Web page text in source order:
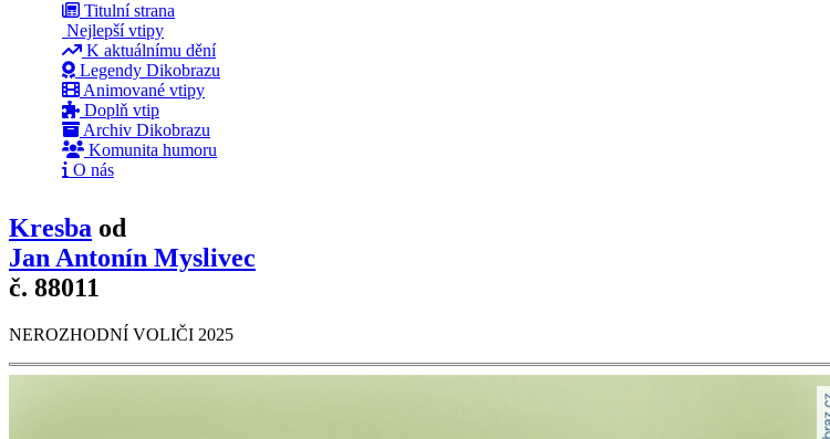
Titulní strana
Nejlepší vtipy
K aktuálnímu dění
Legendy Dikobrazu
Animované vtipy
Doplň vtip
Archiv Dikobrazu
Komunita humoru
O nás
Kresba od
Jan Antonín Myslivec
č. 88011
NEROZHODNÍ VOLIČI 2025